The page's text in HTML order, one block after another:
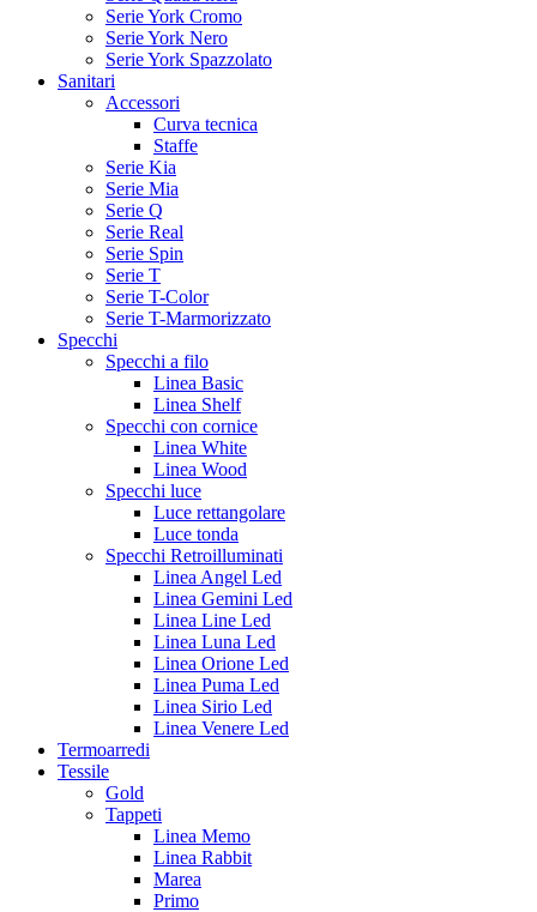
Serie York Cromo
Serie York Nero
Serie York Spazzolato
Sanitari
Accessori
Curva tecnica
Staffe
Serie Kia
Serie Mia
Serie Q
Serie Real
Serie Spin
Serie T
Serie T-Color
Serie T-Marmorizzato
Specchi
Specchi a filo
Linea Basic
Linea Shelf
Specchi con cornice
Linea White
Linea Wood
Specchi luce
Luce rettangolare
Luce tonda
Specchi Retroilluminati
Linea Angel Led
Linea Gemini Led
Linea Line Led
Linea Luna Led
Linea Orione Led
Linea Puma Led
Linea Sirio Led
Linea Venere Led
Termoarredi
Tessile
Gold
Tappeti
Linea Memo
Linea Rabbit
Marea
Primo